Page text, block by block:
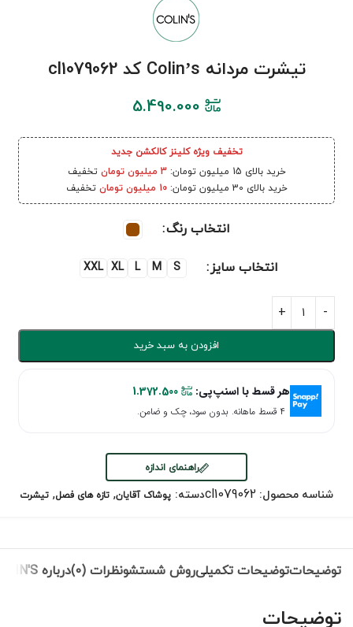
تیشرت مردانه Colin’s کد cl1079062
5.490.000
تخفیف ویژه کلینز کالکشن جدید
خرید بالای 15 میلیون تومان:
3 میلیون تومان
تخفیف
خرید بالای 30 میلیون تومان:
10 میلیون تومان تخفیف
انتخاب رنگ
انتخاب سایز S
M
L
XL
XXL
افزودن به سبد خرید
هر قسط با اسنپ‌پی: 1.372.500
۴ قسط ماهانه. بدون سود، چک و ضامن.
راهنمای اندازه
شناسه محصول: cl1079062دسته: پوشاک آقایان, تازه های فصل, تیشرت
توضیحاتتوضیحات تکمیلیروش شستشونظرات (0) درباره COLIN'S
توضیحات